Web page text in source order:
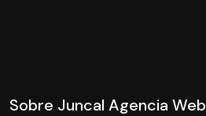
Sobre Juncal Agencia Web